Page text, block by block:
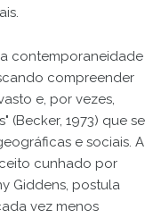
contemporaneidade
compreender
e, por vezes,
(Becker, 1973) que se
e sociais. A
cunhado por
Giddens, postula
vez menos